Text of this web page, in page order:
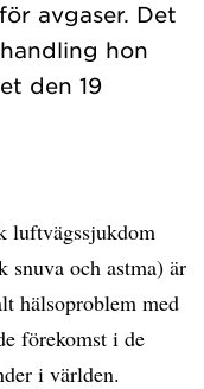
avgaser. Det
hon
den 19
luftvägssjukdom
snuva och astma) är
hälsoproblem med
förekomst i de
i världen.